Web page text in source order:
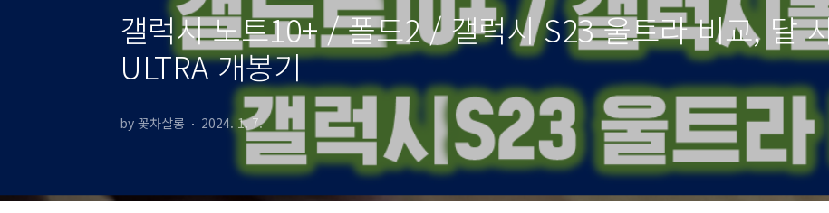
갤럭시 노트10+ / 폴드2 / 갤럭시 S23 울트라 비교, 달
ULTRA 개봉기
by 꽃차살롱 2024. 1. 7.